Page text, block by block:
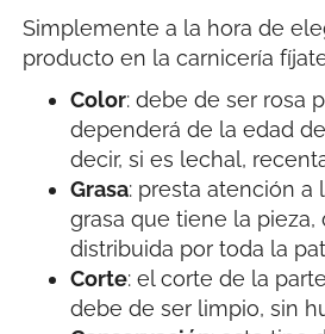
Simplemente a la hora de
producto en la carnicería
Color: debe de ser rosa
dependerá de la edad
decir, si es lechal,
Grasa: presta atención a
grasa que tiene la pieza,
distribuida por toda la
Corte: el corte de la
debe de ser limpio, sin